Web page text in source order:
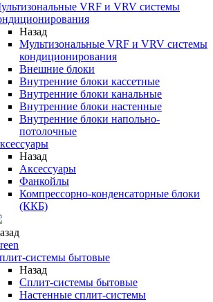
VRF и VRV системы
Назад
Мультизональные VRF и VRV системы
кондиционирования
Внешние блоки
Внутренние блоки кассетные
Внутренние блоки канальные
Внутренние блоки настенные
Внутренние блоки напольно-
потолочные
Назад
Аксессуары
Фанкойлы
Компрессорно-конденсаторные блоки
(ККБ)
системы бытовые
Назад
Сплит-системы бытовые
Настенные сплит-системы